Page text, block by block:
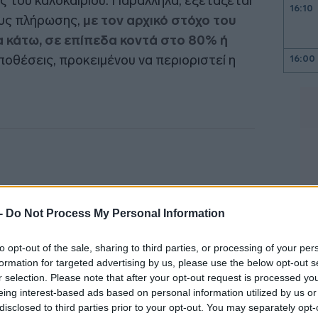
Do Not Process My Personal Information
opt-out of the sale, sharing to third parties, or processing of your
for targeted advertising by us, please use the below opt-out
selection. Please note that after your opt-out request is processed
interest-based ads based on personal information utilized by us
to third parties prior to your opt-out. You may separately
πλήρωσης, με τον αρχικό στόχο του
σε επίπεδα κοντά στο 80% ή
προκειμένου να περιοριστεί η
16:10
16:00
15:00
14:51